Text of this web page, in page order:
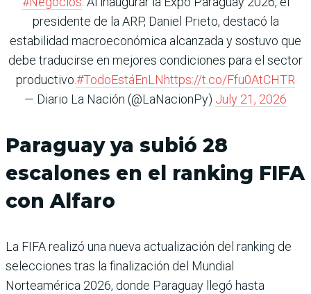
presidente de la ARP, Daniel Prieto, destacó la
estabilidad macroeconómica alcanzada y sostuvo que
debe traducirse en mejores condiciones para el sector
productivo.#TodoEstáEnLNhttps://t.co/Ffu0AtCHTR
— Diario La Nación (@LaNacionPy) July 21, 2026
Paraguay ya subió 28
escalones en el ranking FIFA
con Alfaro
La FIFA realizó una nueva actualización del ranking de
selecciones tras la finalización del Mundial
Norteamérica 2026, donde Paraguay llegó hasta